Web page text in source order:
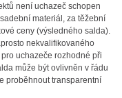
není uchazeč schopen
materiál, za těžební
ceny (výsledného salda).
nekvalifikovaného
uchazeče rozhodné při
může být ovlivněn v řádu
proběhnout transparentní